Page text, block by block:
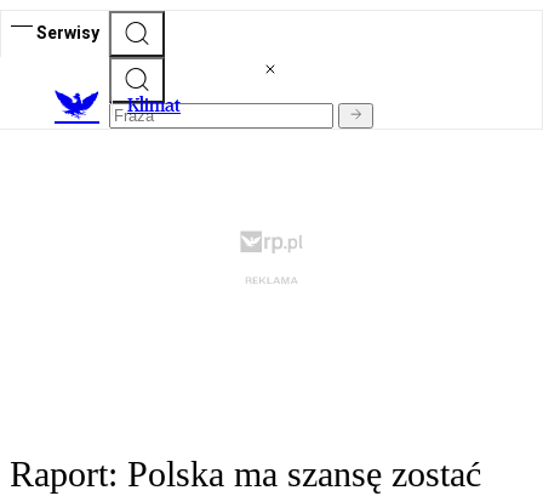
Serwisy
Klimat
Raport: Polska ma szansę zostać